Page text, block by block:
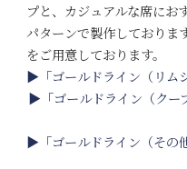
プと、カジュアルな席にお
パターンで製作しておりま
をご用意しております。
▶「ゴールドライン（リム
▶「ゴールドライン（クー
▶「ゴールドライン（その